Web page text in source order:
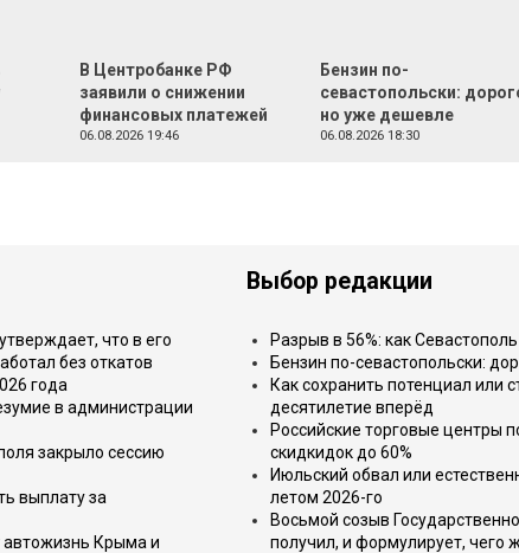
В Центробанке РФ
заявили о снижении
финансовых платежей
06.08.2026 19:46
Бензин по-
севастопольски:
но уже дешевле
06.08.2026 18:30
что в его
без откатов
года
в администрации
закрыло сессию
выплату за
автожизнь Крыма и
Выбор редакции
Разрыв в 56%: как
Бензин по-севастопольски:
Как сохранить потенциал или
десятилетие вперёд
Российские торговые центры
скидкидок до 60%
Июльский обвал или
летом 2026-го
Восьмой созыв
получил, и формулирует, чего